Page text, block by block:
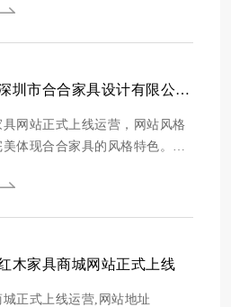
格的家居设计目录和图片报价
者和专业人士，为其提供全方位
。 网站的架构如下图： 网站架
【祝贺】深圳市合合家具设计有限公司网站上线
网站正式上线运营，网站风格
体现合合家具的风格特色。网
design.cn/ 以下是网站首
木家具商城网站正式上线
正式上线运营,网站地址